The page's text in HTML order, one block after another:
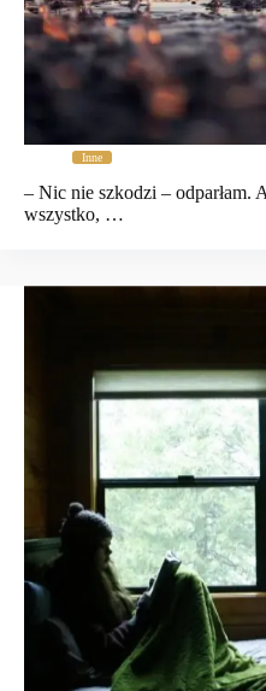
Inne
– Nic nie szkodzi – odparłam.
wszystko, …